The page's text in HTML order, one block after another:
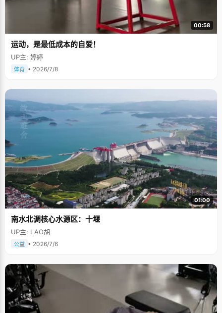
00:58
运动，是最低成本的自爱！
UP主: 婷婷
体育 • 2026/7/8
01:00
南水北调核心水源区：十堰
UP主: LAO胡
公益 • 2026/7/6